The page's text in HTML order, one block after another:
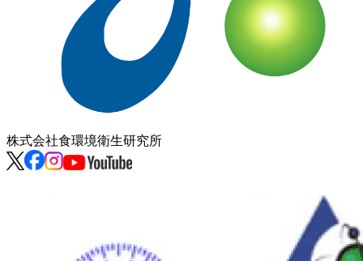
株式会社食環境衛生研究所